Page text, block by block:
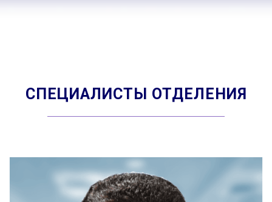
СПЕЦИАЛИСТЫ ОТДЕЛЕНИЯ